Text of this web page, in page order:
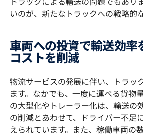
いのが、新たなトラックへの戦略的
車両への投資で輸送効率を向上させ、
コストを削減
物流サービスの発展に伴い、トラッ
ます。なかでも、一度に運べる貨物
の大型化やトレーラー化は、輸送の
の削減とあわせて、ドライバー不足
えられています。また、稼働車両の